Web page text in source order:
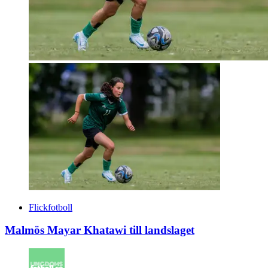
Flickfotboll
Malmös Mayar Khatawi till landslaget